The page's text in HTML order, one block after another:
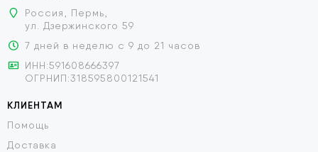
Россия, Пермь,
ул. Дзержинского 59
7 дней в неделю с 9 до 21 часов
ИНН:591608666397
ОГРНИП:318595800121541
КЛИЕНТАМ
Помощь
Доставка